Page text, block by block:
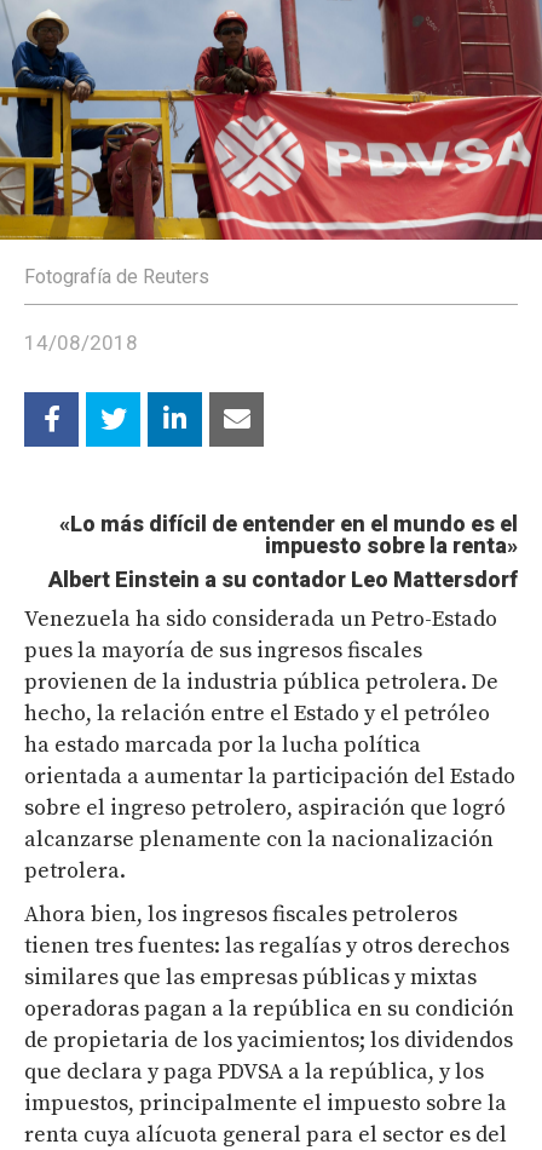
Fotografía de Reuters
14/08/2018
«Lo más difícil de entender en el mundo es el
impuesto sobre la renta»
Albert Einstein a su contador Leo Mattersdorf
Venezuela ha sido considerada un Petro-Estado
pues la mayoría de sus ingresos fiscales
provienen de la industria pública petrolera. De
hecho, la relación entre el Estado y el petróleo
ha estado marcada por la lucha política
orientada a aumentar la participación del Estado
sobre el ingreso petrolero, aspiración que logró
alcanzarse plenamente con la nacionalización
petrolera.
Ahora bien, los ingresos fiscales petroleros
tienen tres fuentes: las regalías y otros derechos
similares que las empresas públicas y mixtas
operadoras pagan a la república en su condición
de propietaria de los yacimientos; los dividendos
que declara y paga PDVSA a la república, y los
impuestos, principalmente el impuesto sobre la
renta cuya alícuota general para el sector es del